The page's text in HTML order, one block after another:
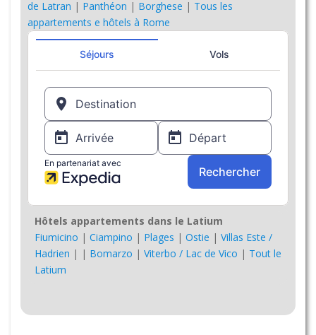
de Latran | Panthéon | Borghese | Tous les
appartements e hôtels à Rome
Hôtels appartements dans le Latium
Fiumicino | Ciampino | Plages | Ostie | Villas Este /
Hadrien | | Bomarzo | Viterbo / Lac de Vico | Tout le
Latium